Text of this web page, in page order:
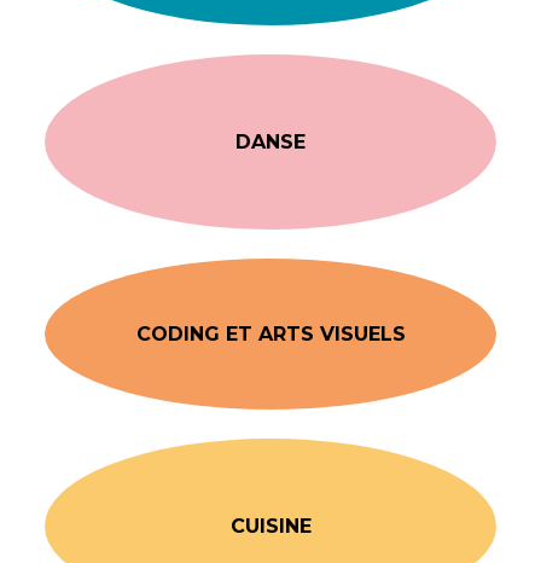
DANSE
CODING ET ARTS VISUELS
CUISINE